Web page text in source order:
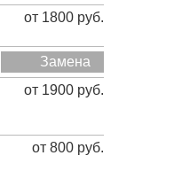
от 1800 руб.
Замена
от 1900 руб.
от 800 руб.